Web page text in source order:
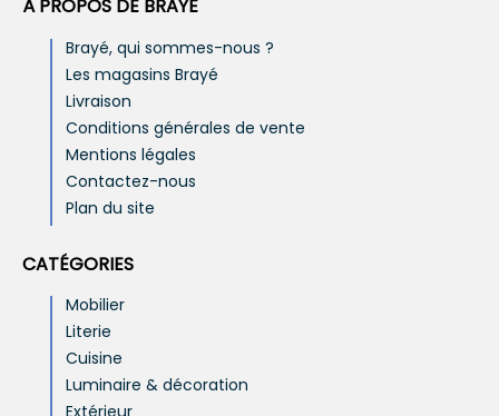
À PROPOS DE BRAYÉ
Brayé, qui sommes-nous ?
Les magasins Brayé
Livraison
Conditions générales de vente
Mentions légales
Contactez-nous
Plan du site
CATÉGORIES
Mobilier
Literie
Cuisine
Luminaire & décoration